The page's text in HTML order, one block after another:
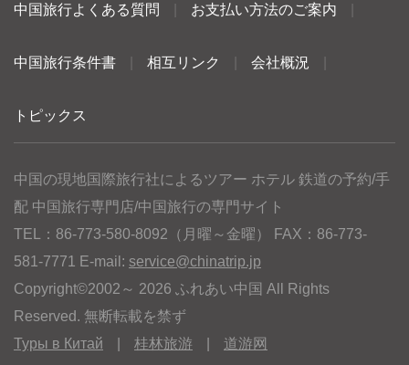
中国旅行よくある質問 お支払い方法のご案内
中国旅行条件書 相互リンク 会社概況
トピックス
中国の現地国際旅行社によるツアー ホテル 鉄道の予約/手
配 中国旅行専門店/中国旅行の専門サイト
TEL：86-773-580-8092（月曜～金曜） FAX：86-773-
581-7771 E-mail: service@chinatrip.jp
Copyright©2002～ 2026 ふれあい中国 All Rights
Reserved. 無断転載を禁ず
Туры в Китай
桂林旅游 道游网